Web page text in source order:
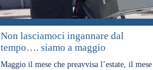
5 Maggio 2019
Non lasciamoci ingannare dal
tempo…. siamo a maggio
Maggio il mese che preavvisa l’estate, il mese